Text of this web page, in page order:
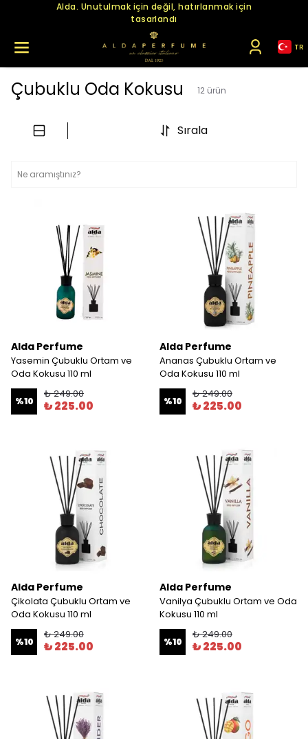
Alda. Unutulmak için değil, hatırlanmak için
tasarlandı
TR
Çubuklu Oda Kokusu 12 ürün
Sırala
Alda Perfume
Yasemin Çubuklu Ortam ve
Oda Kokusu 110 ml
%10
₺ 249.00
₺ 225.00
Alda Perfume
Ananas Çubuklu Ortam ve
Oda Kokusu 110 ml
%10
₺ 249.00
₺ 225.00
Alda Perfume
Çikolata Çubuklu Ortam ve
Oda Kokusu 110 ml
%10
₺ 249.00
₺ 225.00
Alda Perfume
Vanilya Çubuklu Ortam ve Oda
Kokusu 110 ml
%10
₺ 249.00
₺ 225.00